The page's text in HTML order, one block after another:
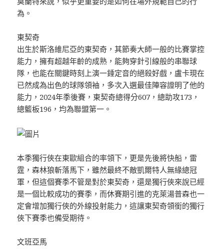
為。
東契奇
出生於斯洛維尼亞的東契奇，其節奏大師一般的比賽掌控
能力，擁有超越年齡的成熟，能夠穿針引線般的串聯球
隊，也能在關鍵時刻上演一錘定音的絕殺好戲，盧卡現在
已然成為出色的球隊領袖，多次入選最佳陣容證明了他的
能力，2024年季後賽，東契奇總得分607，總助攻173，
總籃板196，均為聯盟第一。
本季獨行俠在東歐組合的率領下，更是先後將快船，雷
霆，森林狼斬落馬下，雖然最終不敵凱爾特人無緣總冠
軍，但這個賽季不管是對於東契奇，還是獨行俠來說已經
是一個比較成功的賽季，而休賽期引進的克萊湯普森也一
定會增加獨行俠的外線投射能力，這讓東契奇領銜的獨行
俠下賽季也備受期待。
文班亞馬